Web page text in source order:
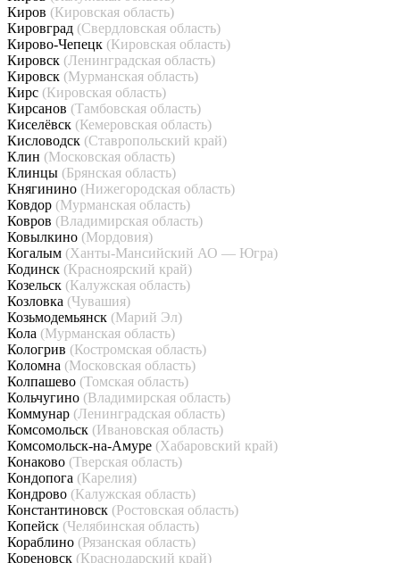
Киров (Кировская область)
Кировград (Свердловская область)
Кирово-Чепецк (Кировская область)
Кировск (Ленинградская область)
Кировск (Мурманская область)
Кирс (Кировская область)
Кирсанов (Тамбовская область)
Киселёвск (Кемеровская область)
Кисловодск (Ставропольский край)
Клин (Московская область)
Клинцы (Брянская область)
Княгинино (Нижегородская область)
Ковдор (Мурманская область)
Ковров (Владимирская область)
Ковылкино (Мордовия)
Когалым (Ханты-Мансийский АО — Югра)
Кодинск (Красноярский край)
Козельск (Калужская область)
Козловка (Чувашия)
Козьмодемьянск (Марий Эл)
Кола (Мурманская область)
Кологрив (Костромская область)
Коломна (Московская область)
Колпашево (Томская область)
Кольчугино (Владимирская область)
Коммунар (Ленинградская область)
Комсомольск (Ивановская область)
Комсомольск-на-Амуре (Хабаровский край)
Конаково (Тверская область)
Кондопога (Карелия)
Кондрово (Калужская область)
Константиновск (Ростовская область)
Копейск (Челябинская область)
Кораблино (Рязанская область)
Кореновск (Краснодарский край)